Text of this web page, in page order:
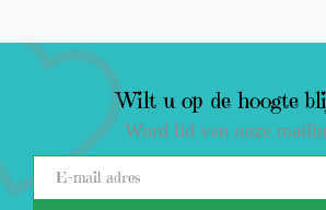
Wilt u op de hoogte
Word lid van onze